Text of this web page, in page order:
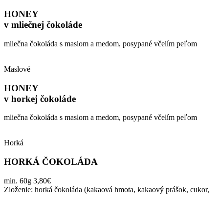
HONEY
v mliečnej čokoláde
mliečna čokoláda s maslom a medom, posypané včelím peľom
Maslové
HONEY
v horkej čokoláde
mliečna čokoláda s maslom a medom, posypané včelím peľom
Horká
HORKÁ ČOKOLÁDA
min. 60g 3,80€
Zloženie: horká čokoláda (kakaová hmota, kakaový prášok, cukor,